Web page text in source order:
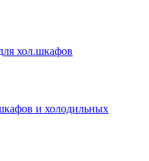
хол.шкафов
и холодильных